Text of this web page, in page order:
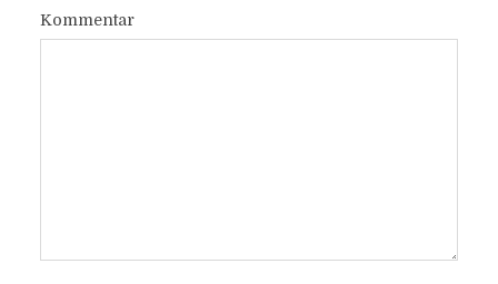
Kommentar